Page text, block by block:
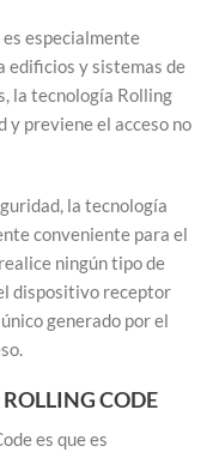
especialmente
edificios y sistemas de
la tecnología Rolling
y previene el acceso no
la tecnología
conveniente para el
ningún tipo de
dispositivo receptor
generado por el
CODE
es que es